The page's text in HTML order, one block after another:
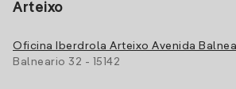
Arteixo
Oficina Iberdrola Arteixo Avenida
Balneario 32 - 15142